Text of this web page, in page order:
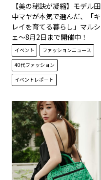
【美の秘訣が凝縮】モデル田
中マヤが本気で選んだ、「キ
レイを育てる暮らし」マルシ
ェ～8月2日まで開催中！
イベント
ファッションニュース
40代ファッション
イベントレポート